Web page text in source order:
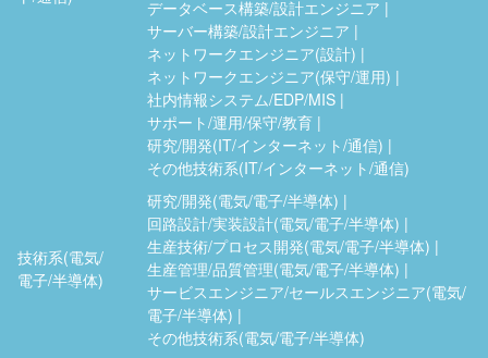
データベース構築/設計エンジニア
サーバー構築/設計エンジニア
ネットワークエンジニア(設計)
ネットワークエンジニア(保守/運用)
社内情報システム/EDP/MIS
サポート/運用/保守/教育
研究/開発(IT/インターネット/通信)
その他技術系(IT/インターネット/通信)
技術系(電気/
電子/半導体)
研究/開発(電気/電子/半導体)
回路設計/実装設計(電気/電子/半導体)
生産技術/プロセス開発(電気/電子/半導体)
生産管理/品質管理(電気/電子/半導体)
サービスエンジニア/セールスエンジニア(電気/
電子/半導体)
その他技術系(電気/電子/半導体)